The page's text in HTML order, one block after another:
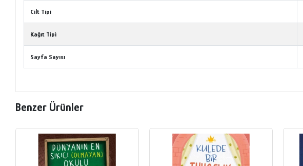
Cilt Tipi
Kağıt Tipi
Sayfa Sayısı
Benzer Ürünler